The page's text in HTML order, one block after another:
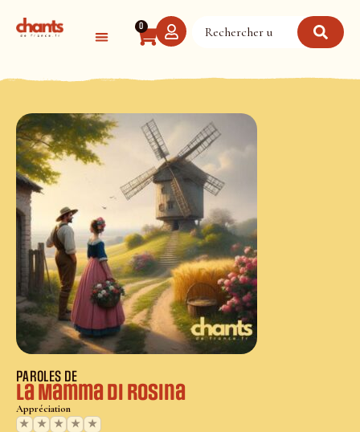
0
PAROLES DE
La Mamma di Rosina
Appréciation
★
★ ★ ★ ★